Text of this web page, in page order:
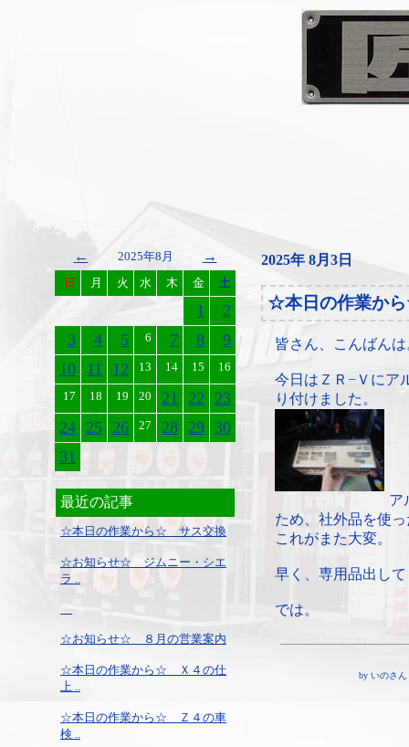
← 2025年8月 →
日 月 火 水 木 金 土
1
2
3
4 5 6 7 8
9
10
11 12 13 14 15 16
17 18 19 20 21 22 23
24 25 26 27 28 29 30
31
最近の記事
☆本日の作業から☆ サス交換
☆お知らせ☆ ジムニー・シエ
ラ ..
☆お知らせ☆ ８月の営業案内
☆本日の作業から☆ Ｘ４の仕
上 ..
☆本日の作業から☆ Ｚ４の車
検 ..
2025年 8月3日
☆本日の作業か
皆さん、こんばんは
今日はＺＲ−Ｖにア
り付けました。
ア
ため、社外品を使
これがまた大変。
早く、専用品出し
では。
by いのさん